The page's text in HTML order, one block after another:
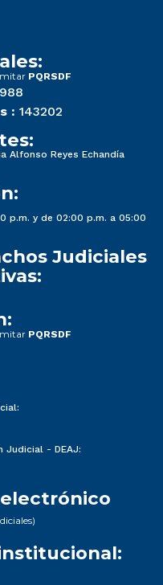
PQRSDF
: 143202
Alfonso Reyes Echandía
p.m. y de 02:00 p.m. a 05:00
Judiciales
PQRSDF
Judicial - DEAJ: